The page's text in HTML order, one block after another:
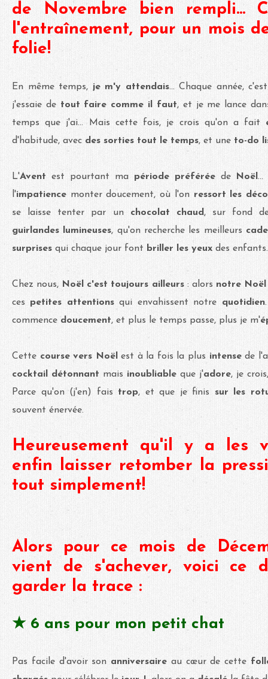
de Novembre bien rempli...
l'entraînement, pour un mois
folie!
En même temps, je m'y attendais... Chaque année,
j'essaie de tout faire comme il faut, et je me lance
temps que j'ai... Mais cette fois, je crois qu'on a fait
d'habitude, avec des sorties tout le temps, et une to-do
L'Avent est pourtant ma période préférée de Noël
l'impatience monter doucement, où l'onressort les
se laisse tenter par un chocolat chaud , sur fond
guirlandes lumineuses, qu'on recherche les meilleurs
surprises qui chaque jour font briller les yeux des
Chez nous, Noël c'est toujours ailleurs: alors notre Noël
ces petites attentionsqui envahissent notre quotidien
commence doucement, et plus le temps passe, plus je m'
Cette course vers Noëlest à la fois la plus intensede
cocktail détonnant mais inoubliable que j'adore, je
Parce qu'on (j'en) fais trop, et que je finis sur les
souvent énervée.
Heureusement qu'il y a les
enfin laisser retomber la
tout simplement!
Alors pour ce mois de
vient de s'achever, voici ce
garder la trace :
★ 6 ans pour mon petit chat
Pas facile d'avoir son anniversaire au cœur de cette